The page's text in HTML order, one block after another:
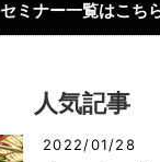
セミナー一覧はこち
人気記事
2022/01/28